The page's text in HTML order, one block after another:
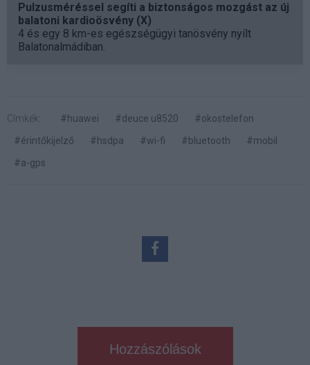
Pulzusméréssel segíti a biztonságos mozgást az új
balatoni kardioösvény (X)
4 és egy 8 km-es egészségügyi tanösvény nyílt
Balatonalmádiban.
Címkék: #huawei #deuce u8520
#okostelefon
#érintőkijelző
#hsdpa #wi-fi #bluetooth
#mobil
#a-gps
Hozzászólások